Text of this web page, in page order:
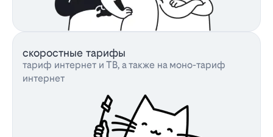
скоростные тарифы
тариф интернет и ТВ, а также на моно-тариф
интернет